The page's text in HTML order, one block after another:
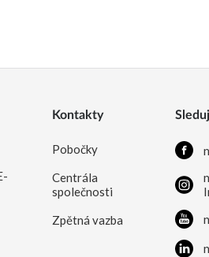
Kontakty
Pobočky
Centrála
společnosti
Zpětná vazba